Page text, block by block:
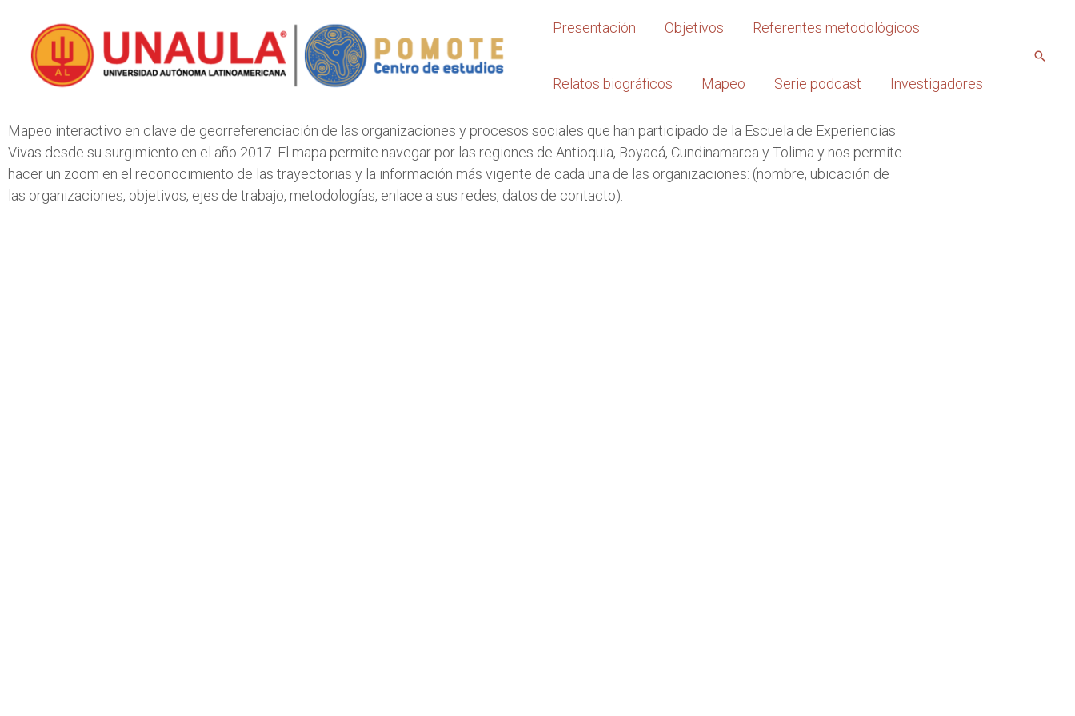
Presentación Objetivos Referentes metodológicos
Relatos biográficos Mapeo Serie podcast Investigadores
Mapeo interactivo en clave de georreferenciación de las organizaciones y procesos sociales que han participado de la Escuela de Experiencias
Vivas desde su surgimiento en el año 2017. El mapa permite navegar por las regiones de Antioquia, Boyacá, Cundinamarca y Tolima y nos permite
hacer un zoom en el reconocimiento de las trayectorias y la información más vigente de cada una de las organizaciones: (nombre, ubicación de
las organizaciones, objetivos, ejes de trabajo, metodologías, enlace a sus redes, datos de contacto).